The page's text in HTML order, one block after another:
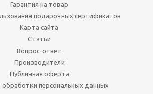
Гарантия на товар
подарочных сертификатов
Карта сайта
Статьи
Вопрос-ответ
Производители
Публичная оферта
обработки персональных данных